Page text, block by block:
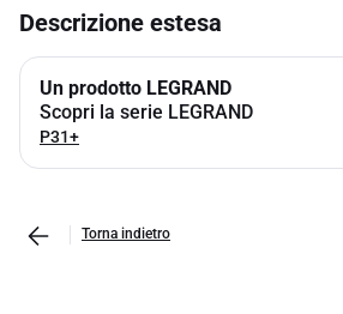
Descrizione estesa
Un prodotto LEGRAND
Scopri la serie LEGRAND
P31+
Torna indietro